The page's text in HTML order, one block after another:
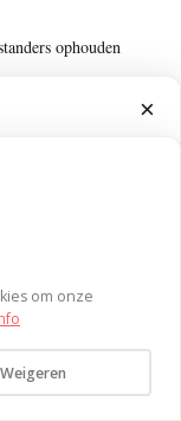
ophouden
×
Wekelijks korte,
om onze
Weigeren